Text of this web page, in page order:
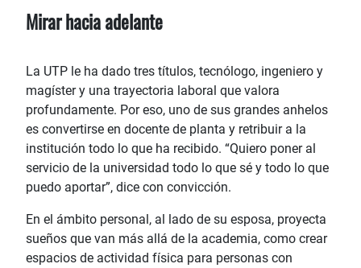
Mirar hacia adelante
La UTP le ha dado tres títulos, tecnólogo, ingeniero y
magíster y una trayectoria laboral que valora
profundamente. Por eso, uno de sus grandes anhelos
es convertirse en docente de planta y retribuir a la
institución todo lo que ha recibido. “Quiero poner al
servicio de la universidad todo lo que sé y todo lo que
puedo aportar”, dice con convicción.
En el ámbito personal, al lado de su esposa, proyecta
sueños que van más allá de la academia, como crear
espacios de actividad física para personas con